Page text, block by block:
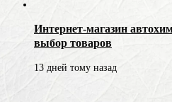
Интернет-магазин
выбор товаров
13 дней тому назад